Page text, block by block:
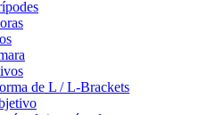
de L / L-Brackets